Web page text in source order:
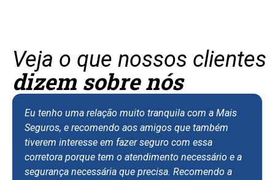
Veja o que nossos clientes
dizem sobre nós
Eu tenho uma relação muito tranquila com a Mais
Seguros, e recomendo aos amigos que também
tiverem interesse em fazer seguro com essa
corretora porque tem o atendimento necessário e a
segurança necessária que precisa. Recomendo a